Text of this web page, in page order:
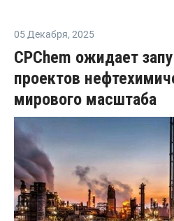
05 Декабря, 2025
CPChem ожидает
проектов
мирового масштаба